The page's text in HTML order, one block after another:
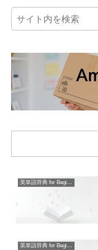
英単語辞典 for Beginners
英単語辞典 for Beginners